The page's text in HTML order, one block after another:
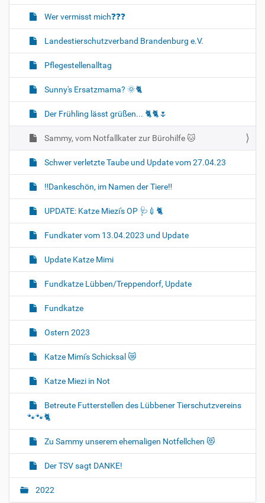
Wer vermisst mich❓❓❓
Landestierschutzverband Brandenburg e.V.
Pflegestellenalltag
Sunny's Ersatzmama? 🌞🐈
Der Frühling lässt grüßen... 🐈🐈🌷
Sammy, vom Notfallkater zur Bürohilfe 🐱
Schwer verletzte Taube und Update vom 27.04.23
‼️Dankeschön, im Namen der Tiere‼️
UPDATE: Katze Miezi's OP 🩺💉🐈
Fundkater vom 13.04.2023 und Update
Update Katze Mimi
Fundkatze Lübben/Treppendorf, Update
Fundkatze
Ostern 2023
Katze Mimi's Schicksal 😿
Katze Miezi in Not
Betreute Futterstellen des Lübbener Tierschutzvereins
🐾🐾🐈
Zu Sammy unserem ehemaligen Notfellchen 😻
Der TSV sagt DANKE!
2022